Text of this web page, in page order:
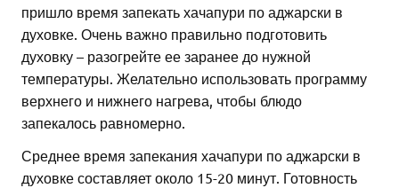
пришло время запекать хачапури по аджарски в
духовке. Очень важно правильно подготовить
духовку – разогрейте ее заранее до нужной
температуры. Желательно использовать программу
верхнего и нижнего нагрева, чтобы блюдо
запекалось равномерно.
Среднее время запекания хачапури по аджарски в
духовке составляет около 15-20 минут. Готовность